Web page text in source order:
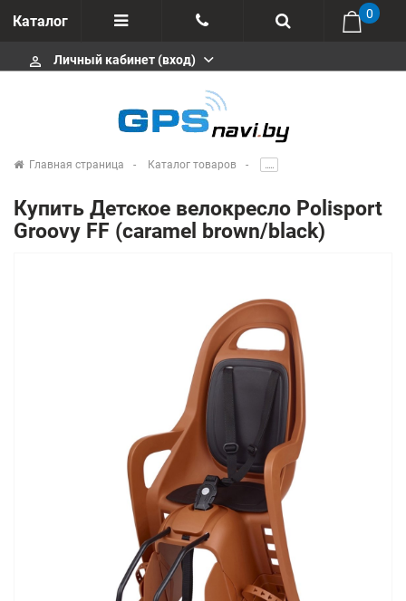
Каталог
Отзывы
+375 291646666
msa333
info@gpsnavi.by
0
perm_identity Личный кабинет (вход)
Главная страница Каталог товаров .....
Купить Детское велокресло Polisport
Groovy FF (caramel brown/black)